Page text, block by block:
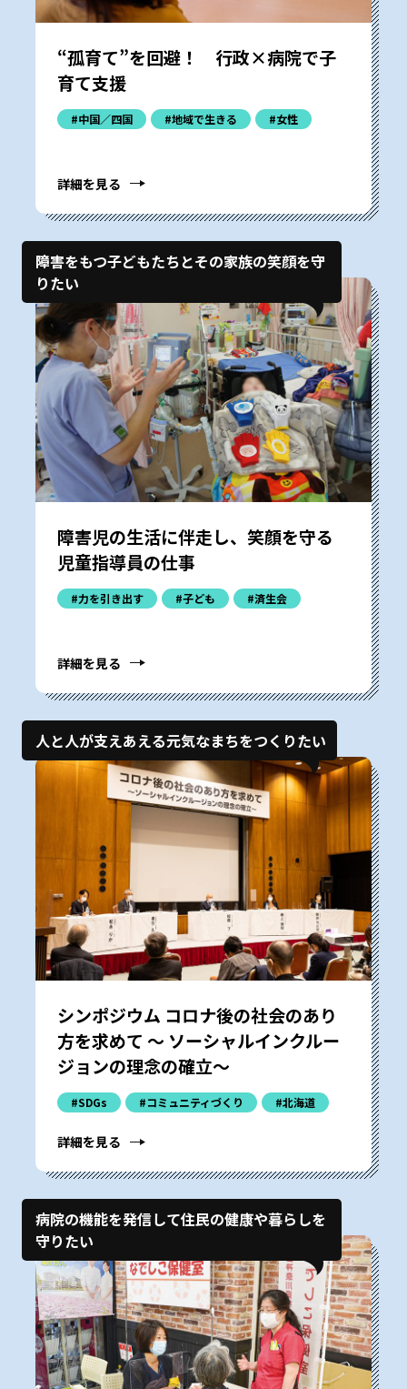
“孤育て”を回避！ 行政×病院で子
育て支援
#中国／四国 #地域で生きる #女性
詳細を見る
障害をもつ子どもたちとその家族の笑顔を守
りたい
障害児の生活に伴走し、笑顔を守る
児童指導員の仕事
#力を引き出す #子ども #済生会
詳細を見る
人と人が支えあえる元気なまちをつくりたい
シンポジウム コロナ後の社会のあり
方を求めて ～ ソーシャルインクルー
ジョンの理念の確立～
#SDGs #コミュニティづくり #北海道
詳細を見る
病院の機能を発信して住民の健康や暮らしを
守りたい